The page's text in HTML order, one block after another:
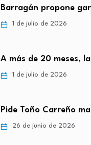
Barragán propone
1 de julio de 2026
A más de 20 meses,
1 de julio de 2026
Pide Toño Carreño
26 de junio de 2026